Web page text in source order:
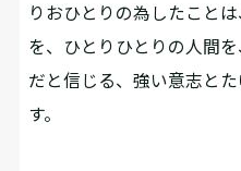
りおひとりの為したこと
を、ひとりひとりの人間
だと信じる、強い意志と
す。